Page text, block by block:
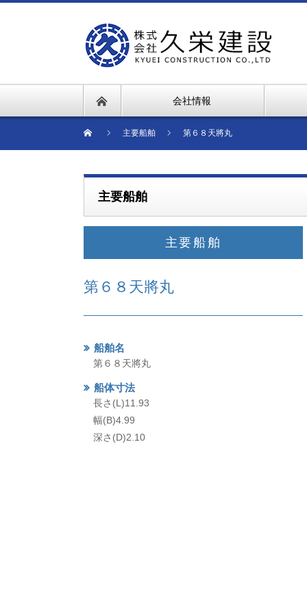
会社情報
主要船舶 第６８天將丸
主要船舶
主要船舶
第６８天將丸
船舶名
第６８天將丸
船体寸法
長さ(L)11.93
幅(B)4.99
深さ(D)2.10